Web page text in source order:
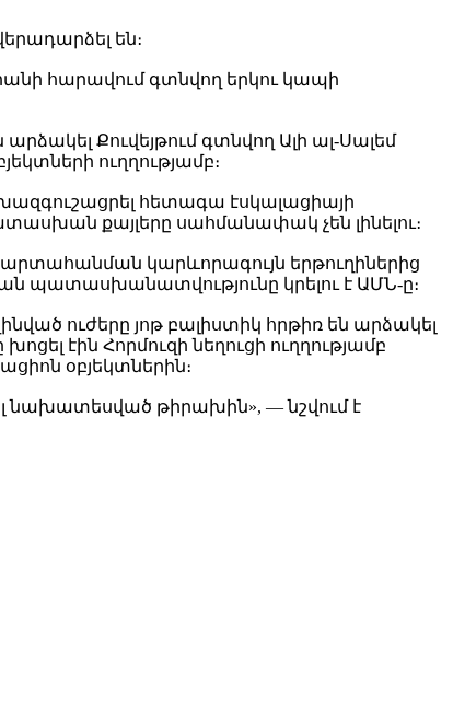
են։
հարավում գտնվող երկու կապի
Քուվեյթում գտնվող Ալի ալ-Սալեմ
ուղղությամբ։
հետագա էսկալացիայի
քայլերը սահմանափակ չեն լինելու։
կարևորագույն երթուղիներից
պատասխանատվությունը կրելու է ԱՄՆ-ը։
ուժերը յոթ բալիստիկ հրթիռ են արձակել
էին Հորմուզի նեղուցի ուղղությամբ
օբյեկտներին։
նախատեսված թիրախին», — նշվում է